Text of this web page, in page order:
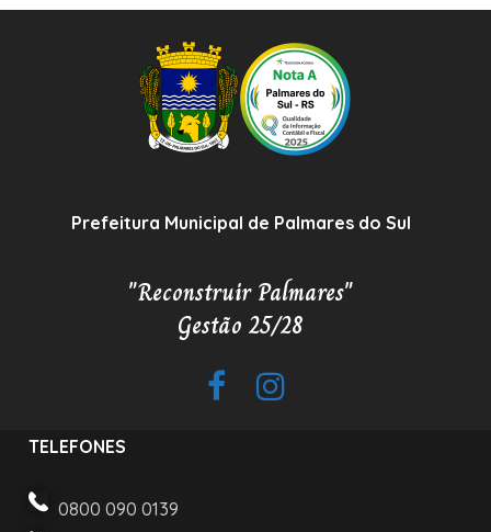
Prefeitura Municipal de Palmares do Sul
"Reconstruir Palmares"
Gestão 25/28
TELEFONES
0800 090 0139